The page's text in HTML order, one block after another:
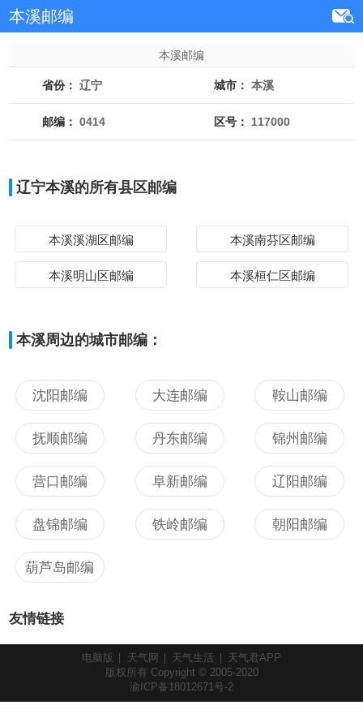
本溪邮编
本溪邮编
省份： 辽宁 城市： 本溪
邮编： 0414 区号： 117000
辽宁本溪的所有县区邮编
本溪溪湖区邮编 本溪南芬区邮编
本溪明山区邮编 本溪桓仁区邮编
本溪周边的城市邮编：
沈阳邮编 大连邮编 鞍山邮编
抚顺邮编 丹东邮编 锦州邮编
营口邮编 阜新邮编 辽阳邮编
盘锦邮编 铁岭邮编 朝阳邮编
葫芦岛邮编
友情链接
电脑版 天气网 天气生活
天气君APP
版权所有 Copyright © 2005-2020
渝ICP备18012671号-2